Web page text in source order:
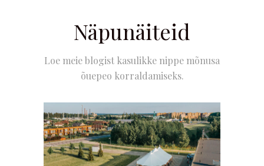
Näpunäiteid
Loe meie blogist kasulikke nippe mõnusa
õuepeo korraldamiseks.